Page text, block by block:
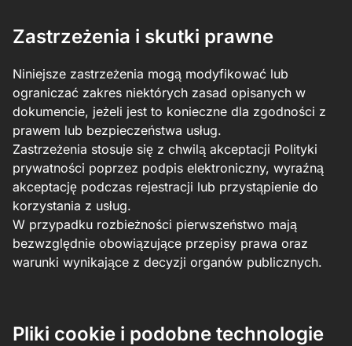
Zastrzeżenia i skutki prawne
Niniejsze zastrzeżenia mogą modyfikować lub
ograniczać zakres niektórych zasad opisanych w
dokumencie, jeżeli jest to konieczne dla zgodności z
prawem lub bezpieczeństwa usług.
Zastrzeżenia stosuje się z chwilą akceptacji Polityki
prywatności poprzez podpis elektroniczny, wyraźną
akceptację podczas rejestracji lub przystąpienie do
korzystania z usług.
W przypadku rozbieżności pierwszeństwo mają
bezwzględnie obowiązujące przepisy prawa oraz
warunki wynikające z decyzji organów publicznych.
Pliki cookie i podobne technologie